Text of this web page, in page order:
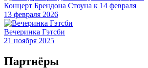
Концерт Брендона Стоуна к 14 февраля
13 февраля 2026
Вечеринка Гэтсби
21 ноября 2025
Партнёры